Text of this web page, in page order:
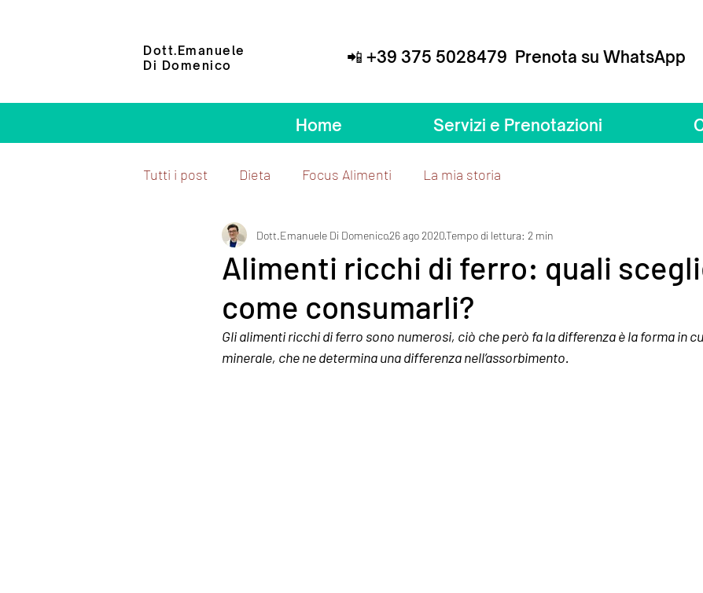
Dott.Emanuele
Di Domenico
📲 +39 375 5028479 Prenota su WhatsApp
Home Servizi e Prenotazioni
Tutti i post Dieta Focus Alimenti La mia storia
Alimenti ricchi di ferro: quali
come consumarli?
Dott.Emanuele Di Domenico26 ago 2020Tempo di lettura: 2 min
Gli alimenti ricchi di ferro sono numerosi, ciò che però fa la differenza è la forma in
minerale, che ne determina una differenza nell’assorbimento.
Home